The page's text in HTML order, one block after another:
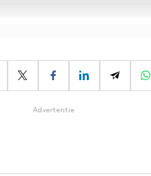
Advertentie